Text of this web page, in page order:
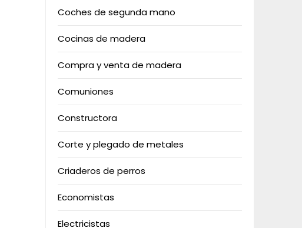
Coches de segunda mano
Cocinas de madera
Compra y venta de madera
Comuniones
Constructora
Corte y plegado de metales
Criaderos de perros
Economistas
Electricistas